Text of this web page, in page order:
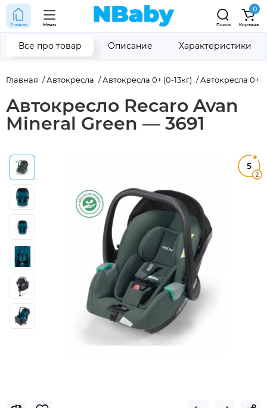
Главная Меню Поиск
0
Корзина
Главная Автокресла Автокресла 0+ (0-13кг) Автокресла 0+
Автокресло Recaro Avan
Mineral Green — 3691
Все про товар Описание Характеристики
5
2